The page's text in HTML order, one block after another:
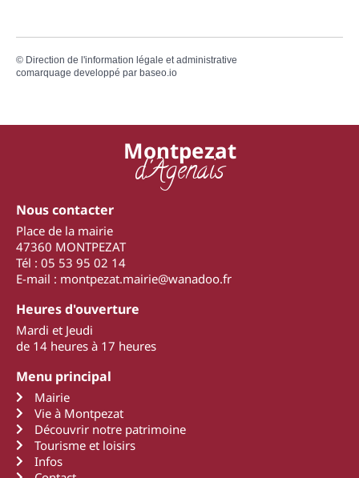
© Direction de l'information légale et administrative
comarquage developpé par baseo.io
Montpezat
d'Agenais
Nous contacter
Place de la mairie
47360 MONTPEZAT
Tél : 05 53 95 02 14
E-mail : montpezat.mairie@wanadoo.fr
Heures d'ouverture
Mardi et Jeudi
de 14 heures à 17 heures
Menu principal
Mairie
Vie à Montpezat
Découvrir notre patrimoine
Tourisme et loisirs
Infos